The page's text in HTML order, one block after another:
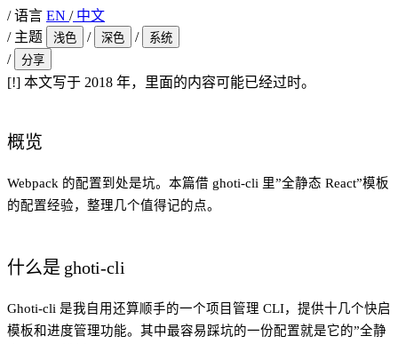
/语言 EN /中文
/主题 浅色 / 深色 / 系统
/ 分享
[!] 本文写于 2018 年，里面的内容可能已经过时。
概览
Webpack 的配置到处是坑。本篇借 ghoti-cli 里”全静态 React”模板
的配置经验，整理几个值得记的点。
什么是 ghoti-cli
Ghoti-cli 是我自用还算顺手的一个项目管理 CLI，提供十几个快启
模板和进度管理功能。其中最容易踩坑的一份配置就是它的”全静